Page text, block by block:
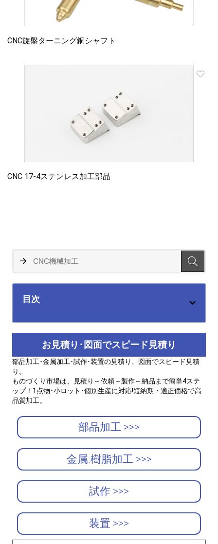
CNC旋盤ターニング銅シャフト
CNC 17-4ステンレス加工部品
目次
お見積り･図面でスピード見積り
部品加工･金属加工･試作･装置の見積り、図面でスピード見積
り。
ものづくり市場は、見積り～依頼～製作～納品まで簡単4ステ
ップ！1点物･小ロット･個別生産に対応!短納期・適正価格で高
品質加工。
部品加工 >>>
金属.樹脂加工 >>>
試作 >>>
装置 >>>